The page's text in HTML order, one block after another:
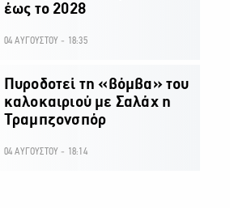
έως το 2028
04 ΑΥΓΟΥΣΤΟΥ - 18:35
Πυροδοτεί τη «βόμβα» του
καλοκαιριού με Σαλάχ η
Τραμπζονσπόρ
04 ΑΥΓΟΥΣΤΟΥ - 18:14